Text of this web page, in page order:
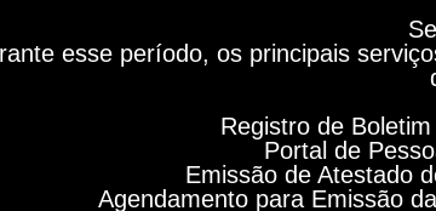
esse período, os principais
Registro de
Portal de
Emissão de Atestado
Agendamento para Emissão